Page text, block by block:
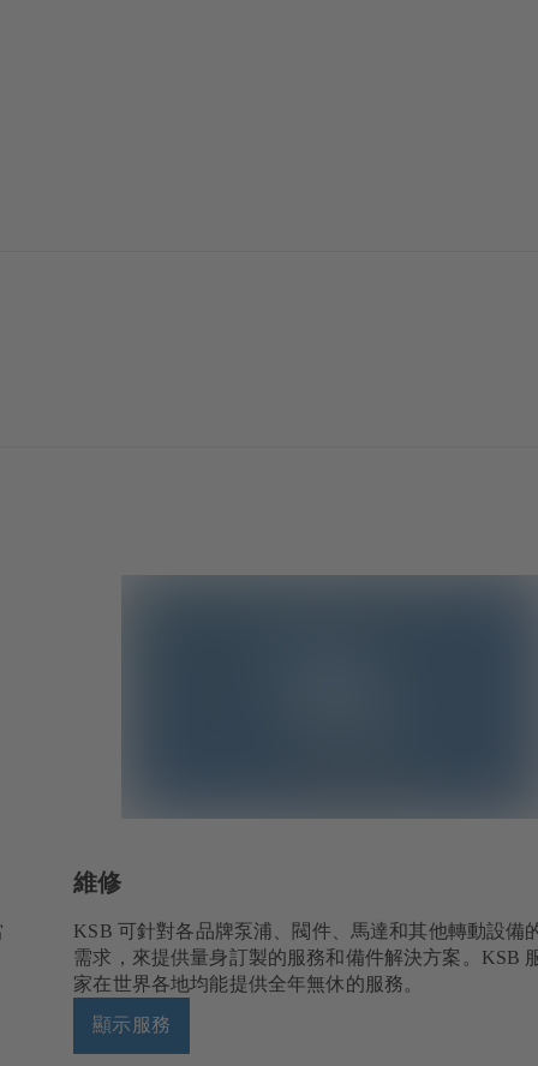
維修
KSB 可針對各品牌泵浦、閥件、馬達和其他轉動設備
需求，來提供量身訂製的服務和備件解決方案。KSB
家在世界各地均能提供全年無休的服務。
顯示服務